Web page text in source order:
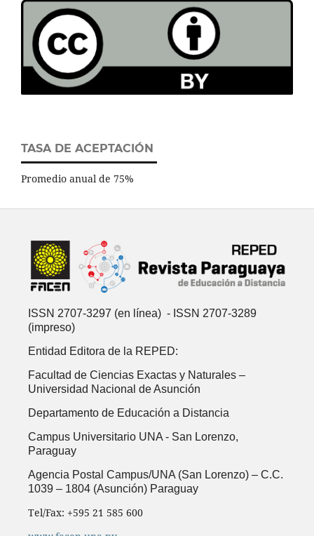
TASA DE ACEPTACIÓN
Promedio anual de 75%
ISSN 2707-3297 (en línea) - ISSN 2707-3289
(impreso)
Entidad Editora de la REPED:
Facultad de Ciencias Exactas y Naturales –
Universidad Nacional de Asunción
Departamento de Educación a Distancia
Campus Universitario UNA - San Lorenzo,
Paraguay
Agencia Postal Campus/UNA (San Lorenzo) – C.C.
1039 – 1804 (Asunción) Paraguay
Tel/Fax: +595 21 585 600